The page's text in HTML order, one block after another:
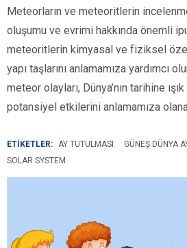
Meteorların ve meteoritlerin
oluşumu ve evrimi hakkında önemli
meteoritlerin kimyasal ve fiziksel
yapı taşlarını anlamamıza yardımcı
meteor olayları, Dünya’nın tarihine
potansiyel etkilerini anlamamıza
ETİKETLER: AY TUTULMASI GÜNEŞ DÜNYA
SOLAR SYSTEM